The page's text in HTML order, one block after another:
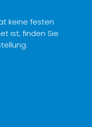
keine festen
ist, finden Sie